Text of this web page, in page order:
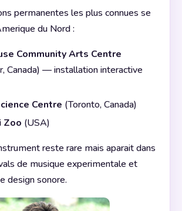
permanentes les plus connues se
du Nord :
Community Arts Centre
Canada) — installation interactive
Centre (Toronto, Canada)
Zoo (USA)
reste rare mais aparait dans
de musique experimentale et
design sonore.